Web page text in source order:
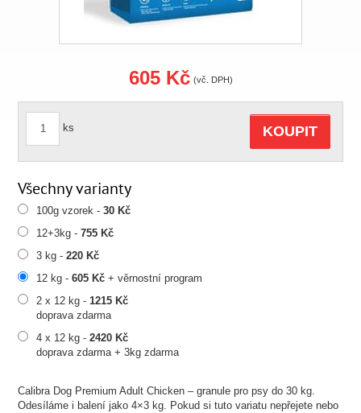
Calibra Dog Premium Adult Chicken – granule pro psy do 30 kg.
Odesíláme i balení jako 4×3 kg. Pokud si tuto variatu nepřejete nebo
605 Kč (vč. DPH)
ks KOUPIT
Všechny varianty
100g vzorek -30 Kč
12+3kg -755 Kč
3 kg -220 Kč
12 kg -605 Kč + věrnostní program
2 x 12 kg -1215 Kč
doprava zdarma
4 x 12 kg -2420 Kč
doprava zdarma + 3kg zdarma